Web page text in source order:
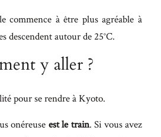
commence à être plus agréable à
descendent autour de 25°C.
y aller ?
pour se rendre à Kyoto.
onéreuse est le train. Si vous avez